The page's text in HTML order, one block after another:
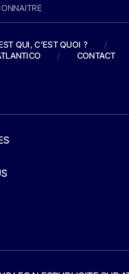
QUI, C'EST QUOI ?
/
/ CONTACT